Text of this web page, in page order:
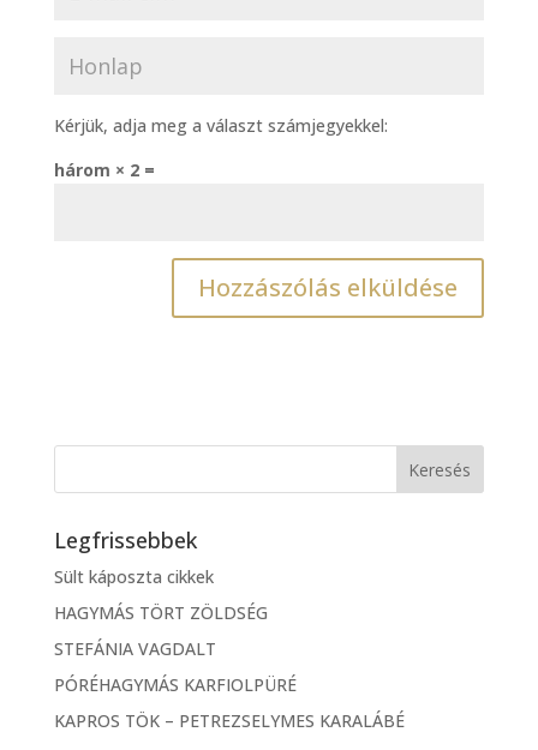
Kérjük, adja meg a választ számjegyekkel:
három × 2 =
Legfrissebbek
Sült káposzta cikkek
HAGYMÁS TÖRT ZÖLDSÉG
STEFÁNIA VAGDALT
PÓRÉHAGYMÁS KARFIOLPÜRÉ
KAPROS TÖK – PETREZSELYMES KARALÁBÉ